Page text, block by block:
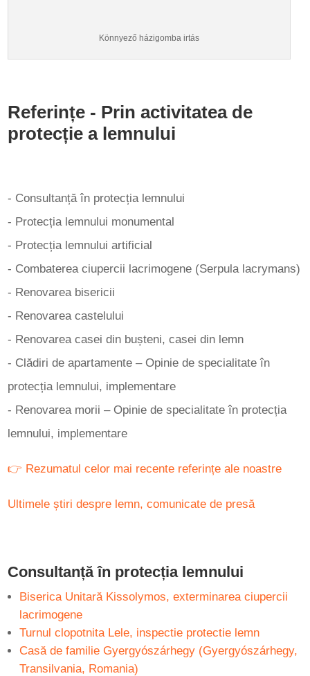
Könnyező házigomba irtás
Referințe - Prin activitatea de
protecție a lemnului
- Consultanță în protecția lemnului
- Protecția lemnului monumental
- Protecția lemnului artificial
- Combaterea ciupercii lacrimogene (Serpula lacrymans)
- Renovarea bisericii
- Renovarea castelului
- Renovarea casei din bușteni, casei din lemn
- Clădiri de apartamente – Opinie de specialitate în
protecția lemnului, implementare
- Renovarea morii – Opinie de specialitate în protecția
lemnului, implementare
👉 Rezumatul celor mai recente referințe ale noastre
Ultimele știri despre lemn, comunicate de presă
Consultanță în protecția lemnului
Biserica Unitară Kissolymos, exterminarea ciupercii
lacrimogene
Turnul clopotnita Lele, inspectie protectie lemn
Casă de familie Gyergyószárhegy (Gyergyószárhegy,
Transilvania, Romania)